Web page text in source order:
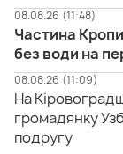
08.08.26 (11:48)
Частина
без води на
08.08.26 (11:09)
На
громадянку
подругу